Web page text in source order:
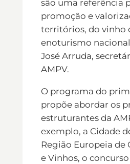
são uma referência
promoção e
territórios, do vinho
enoturismo
José Arruda,
AMPV.
O programa do
propõe abordar os
estruturantes da
exemplo, a Cidade
Região Europeia de
e Vinhos, o